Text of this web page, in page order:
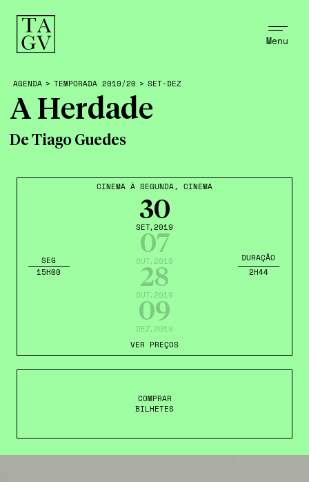
Menu
CINEMA À SEGUNDA, CINEMA
30
SET,2019
07
OUT,2019
28
OUT,2019
09
DEZ,2019
SEG
15H00
DURAÇÃO
2H44
VER PREÇOS
COMPRAR
BILHETES
AGENDA > TEMPORADA 2019/20 > SET-DEZ
A Herdade
De Tiago Guedes